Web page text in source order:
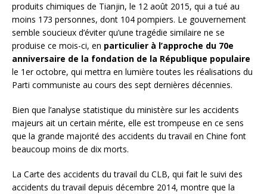
produits chimiques de Tianjin, le 12 août 2015, qui a tué au
moins 173 personnes, dont 104 pompiers. Le gouvernement
semble soucieux d’éviter qu’une tragédie similaire ne se
produise ce mois-ci, en particulier à l’approche du 70e
anniversaire de la fondation de la République populaire
le 1er octobre, qui mettra en lumière toutes les réalisations du
Parti communiste au cours des sept dernières décennies.
Bien que l’analyse statistique du ministère sur les accidents
majeurs ait un certain mérite, elle est trompeuse en ce sens
que la grande majorité des accidents du travail en Chine font
beaucoup moins de dix morts.
La Carte des accidents du travail du CLB, qui fait le suivi des
accidents du travail depuis décembre 2014, montre que la